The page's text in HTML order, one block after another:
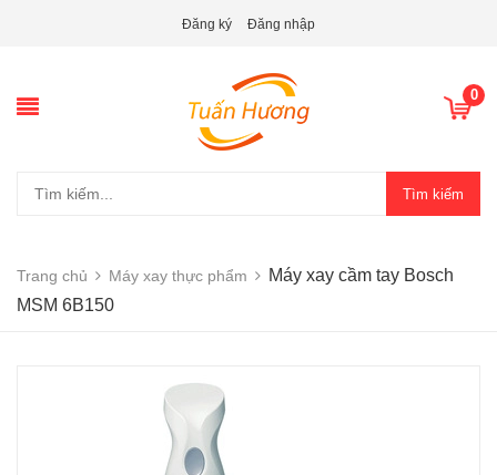
Đăng ký Đăng nhập
0
Tìm kiếm
Trang chủ Máy xay thực phẩm
Máy xay cầm tay Bosch
MSM 6B150